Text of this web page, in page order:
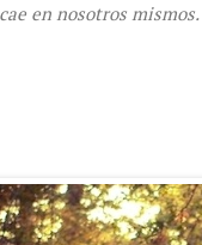
en nosotros mismos.